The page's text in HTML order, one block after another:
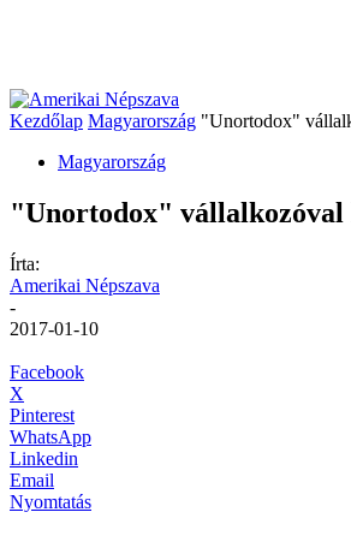
Kezdőlap Magyarország "Unortodox"
Magyarország
"Unortodox" vállalkozóval
Írta:
Amerikai Népszava
-
2017-01-10
Facebook
X
Pinterest
WhatsApp
Linkedin
Email
Nyomtatás